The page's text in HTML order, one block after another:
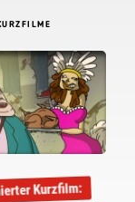
Kurzfilm: